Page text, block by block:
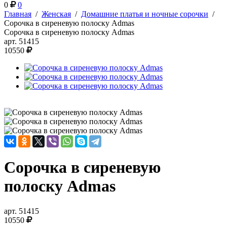
0
0
Главная / Женская / Домашние платья и ночные сорочки /
Сорочка в сиреневую полоску Admas
Сорочка в сиреневую полоску Admas
арт. 51415
10550
Сорочка в сиреневую
полоску Admas
арт. 51415
10550